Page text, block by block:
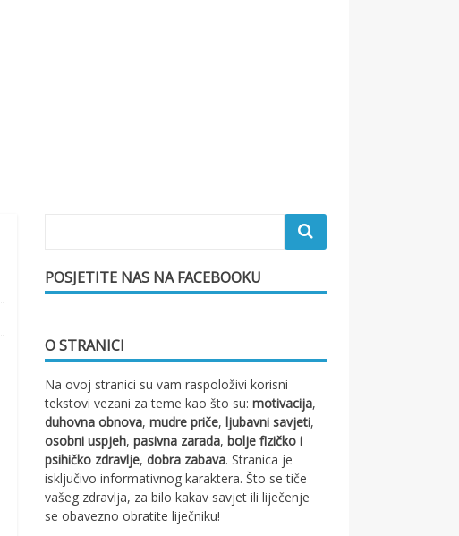
POSJETITE NAS NA FACEBOOKU
O STRANICI
Na ovoj stranici su vam raspoloživi korisni
tekstovi vezani za teme kao što su:motivacija,
duhovna obnova,mudre priče,ljubavni savjeti,
osobni uspjeh,pasivna zarada,bolje fizičko i
psihičko zdravlje,dobra zabava. Stranica je
isključivo informativnog karaktera. Što se tiče
vašeg zdravlja, za bilo kakav savjet ili liječenje
se obavezno obratite liječniku!